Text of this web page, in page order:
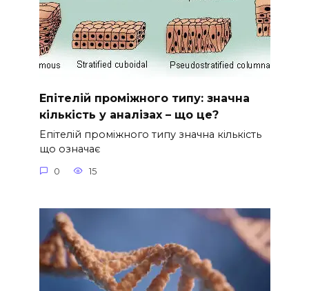
Епітелій проміжного типу: значна
кількість у аналізах – що це?
Епітелій проміжного типу значна кількість
що означає
0 15